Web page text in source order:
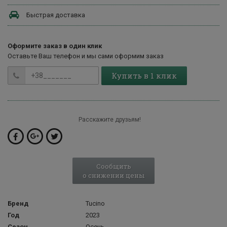
Быстрая доставка
Оформите заказ в один клик
Оставьте Ваш телефон и мы сами оформим заказ
Купить в 1 клик
Расскажите друзьям!
Сообщить
о снижении цены
Бренд
Tucino
Год
2023